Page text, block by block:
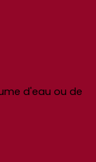
d'eau ou de